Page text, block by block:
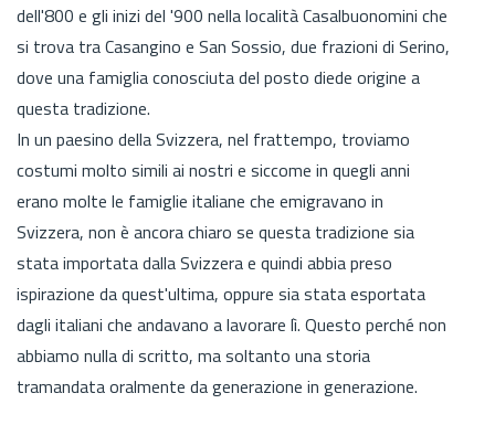
dell'800 e gli inizi del '900 nella località Casalbuonomini che
si trova tra Casangino e San Sossio, due frazioni di Serino,
dove una famiglia conosciuta del posto diede origine a
questa tradizione.
In un paesino della Svizzera, nel frattempo, troviamo
costumi molto simili ai nostri e siccome in quegli anni
erano molte le famiglie italiane che emigravano in
Svizzera, non è ancora chiaro se questa tradizione sia
stata importata dalla Svizzera e quindi abbia preso
ispirazione da quest'ultima, oppure sia stata esportata
dagli italiani che andavano a lavorare lì. Questo perché non
abbiamo nulla di scritto, ma soltanto una storia
tramandata oralmente da generazione in generazione.